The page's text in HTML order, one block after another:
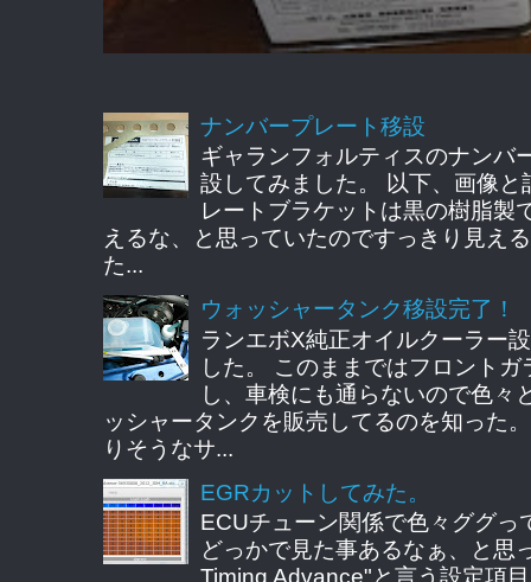
ナンバープレート移設
ギャランフォルティスのナンバ
設してみました。 以下、画像
レートブラケットは黒の樹脂製
えるな、と思っていたのですっきり見え
た...
ウォッシャータンク移設完了！
ランエボX純正オイルクーラー
した。 このままではフロント
し、車検にも通らないので色々
ッシャータンクを販売してるのを知った
りそうなサ...
EGRカットしてみた。
ECUチューン関係で色々ググ
どっかで見た事あるなぁ、と